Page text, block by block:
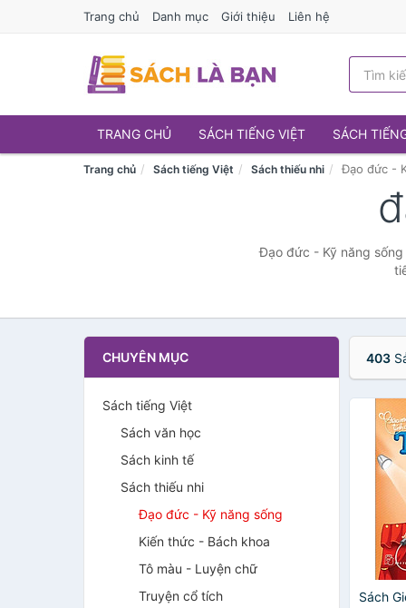
Trang chủ Danh mục Giới thiệu Liên hệ
TRANG CHỦ SÁCH TIẾNG VIỆT SÁCH
Trang chủ Sách tiếng Việt Sách thiếu nhi Đạo đức -
Đạo đức - Kỹ năng
CHUYÊN MỤC
Sách tiếng Việt
Sách văn học
Sách kinh tế
Sách thiếu nhi
Đạo đức - Kỹ năng sống
Kiến thức - Bách khoa
Tô màu - Luyện chữ
Truyện cổ tích
403
Sách